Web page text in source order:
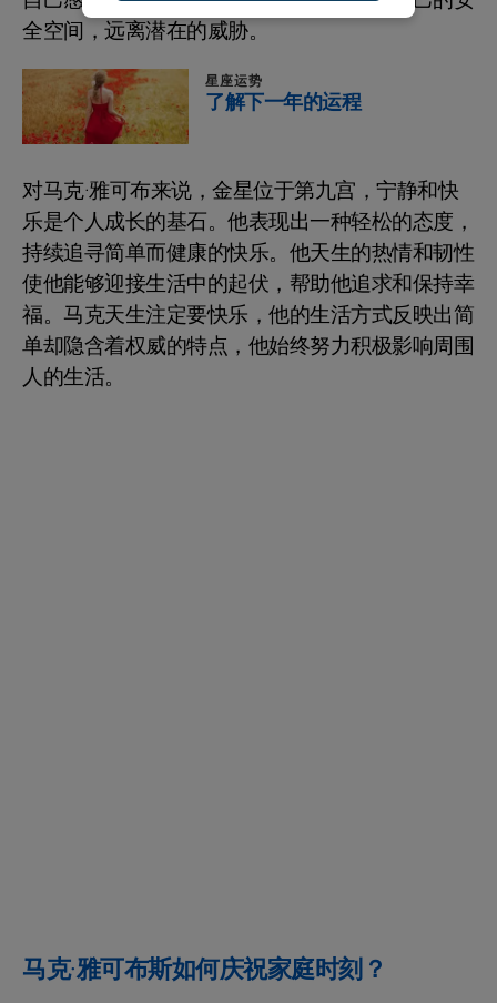
全空间，远离潜在的威胁。
星座运势
了解下一年的运程
对马克·雅可布来说，金星位于第九宫，宁静和快
乐是个人成长的基石。他表现出一种轻松的态度，
持续追寻简单而健康的快乐。他天生的热情和韧性
使他能够迎接生活中的起伏，帮助他追求和保持幸
福。马克天生注定要快乐，他的生活方式反映出简
单却隐含着权威的特点，他始终努力积极影响周围
人的生活。
马克·雅可布斯如何庆祝家庭时刻？